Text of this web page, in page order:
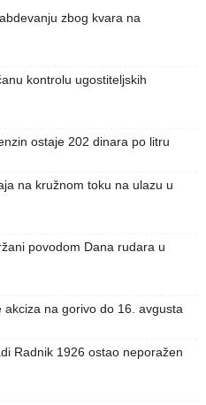
zbog kvara na
kontrolu ugostiteljskih
ostaje 202 dinara po litru
na kružnom toku na ulazu u
povodom Dana rudara u
na gorivo do 16. avgusta
Radnik 1926 ostao neporažen